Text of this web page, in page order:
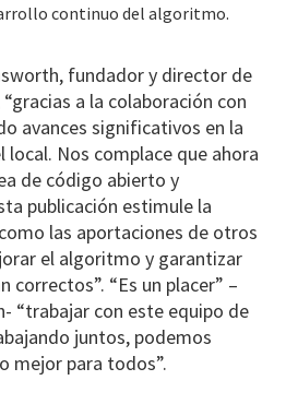
continuo del algoritmo.
fundador y director de
a la colaboración con
avances significativos en la
Nos complace que ahora
de código abierto y
publicación estimule la
las aportaciones de otros
el algoritmo y garantizar
correctos”. “Es un placer” –
“trabajar con este equipo de
juntos, podemos
mejor para todos”.